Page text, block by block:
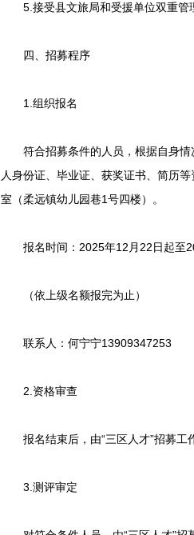
5.接受县文旅局和受援单位双重管
四、招募程序
1.组织报名
符合招募条件的人员，根据自身情
人身份证、毕业证、获奖证书、简历
室（柔远镇幼儿园巷1号四楼）。
报名时间：2025年12月22日起至
（依上级名额报完为止）
联系人：何宁宁13909347253
2.资格审查
报名结束后，由“三区人才”招募工
3.测评审定